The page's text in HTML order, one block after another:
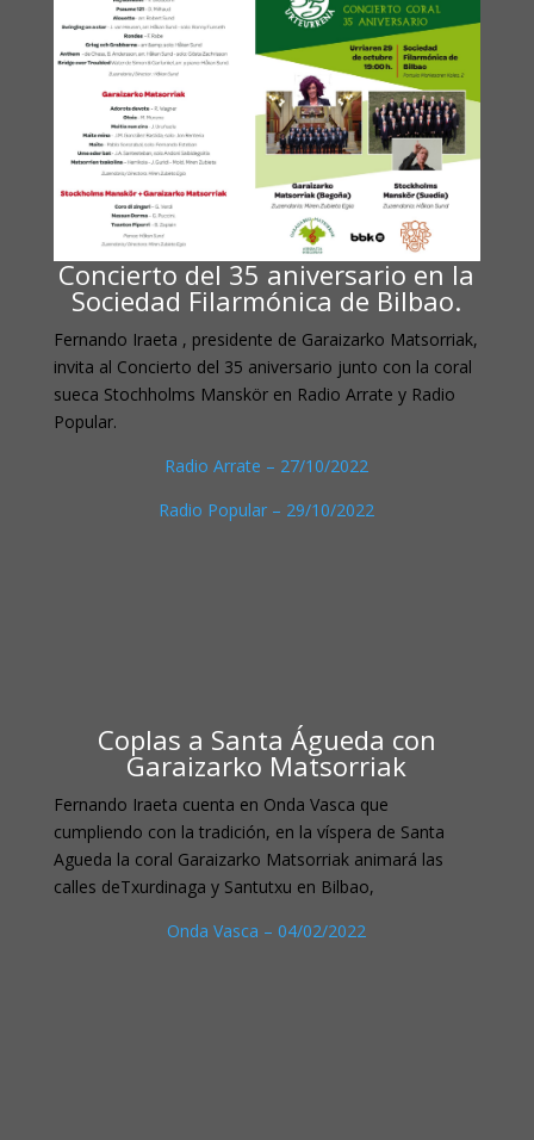
Concierto del 35 aniversario en la
Sociedad Filarmónica de Bilbao.
Fernando Iraeta , presidente de Garaizarko Matsorriak,
invita al Concierto del 35 aniversario junto con la coral
sueca Stochholms Manskör en Radio Arrate y Radio
Popular.
Radio Arrate – 27/10/2022
Radio Popular – 29/10/2022
Coplas a Santa Águeda con
Garaizarko Matsorriak
Fernando Iraeta cuenta en Onda Vasca que
cumpliendo con la tradición, en la víspera de Santa
Agueda la coral Garaizarko Matsorriak animará las
calles deTxurdinaga y Santutxu en Bilbao,
Onda Vasca – 04/02/2022